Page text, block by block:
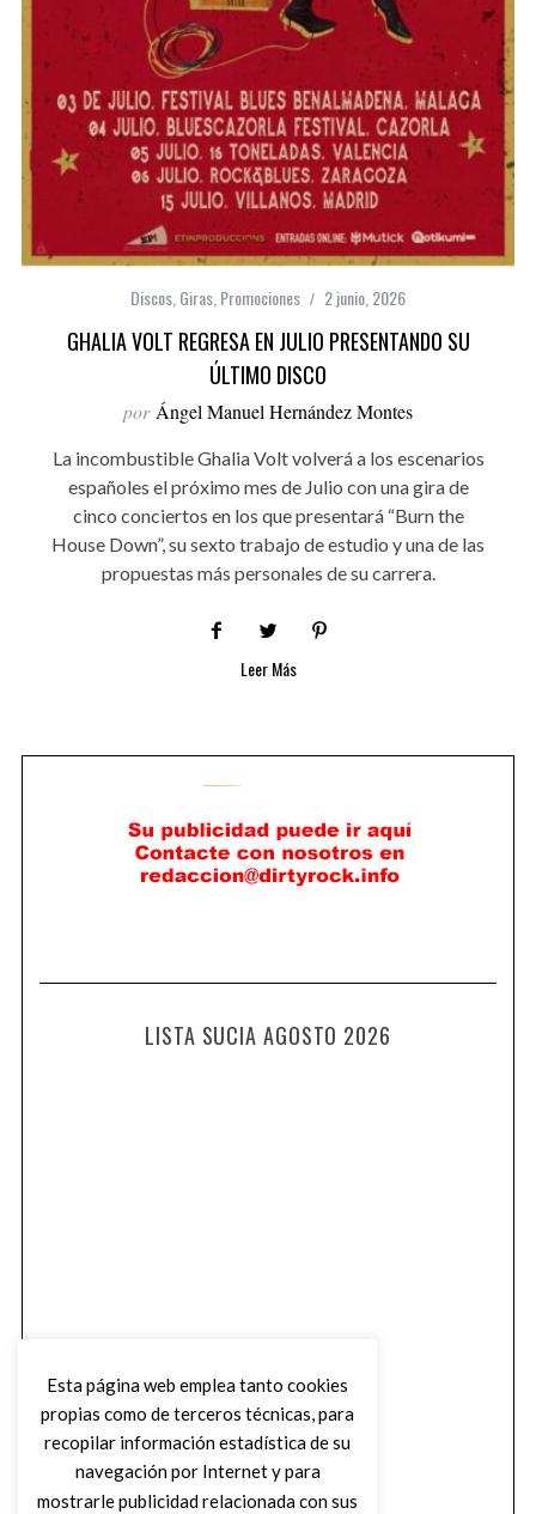
Discos Giras Promociones 2 junio, 2026
GHALIA VOLT REGRESA EN JULIO PRESENTANDO SU
ÚLTIMO DISCO
por Ángel Manuel Hernández Montes
La incombustible Ghalia Volt volverá a los escenarios
españoles el próximo mes de Julio con una gira de
cinco conciertos en los que presentará “Burn the
House Down”, su sexto trabajo de estudio y una de las
propuestas más personales de su carrera.
Leer Más
LISTA SUCIA AGOSTO 2026
Esta página web emplea tanto cookies
propias como de terceros técnicas, para
recopilar información estadística de su
navegación por Internet y para
mostrarle publicidad relacionada con sus